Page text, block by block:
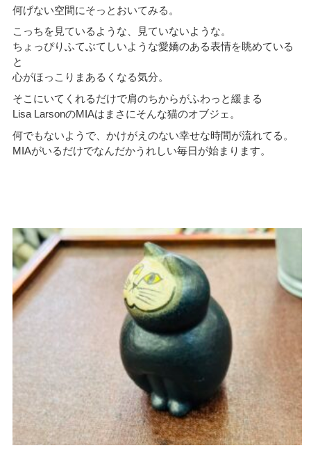
何げない空間にそっとおいてみる。
こっちを見ているような、見ていないような。
ちょっぴりふてぶてしいような愛嬌のある表情を眺めている
と
心がほっこりまあるくなる気分。
そこにいてくれるだけで肩のちからがふわっと緩まる
Lisa LarsonのMIAはまさにそんな猫のオブジェ。
何でもないようで、かけがえのない幸せな時間が流れてる。
MIAがいるだけでなんだかうれしい毎日が始まります。